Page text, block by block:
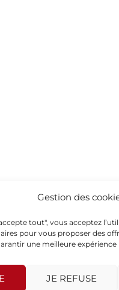
Gestion des
tout", vous acceptez
pour vous proposer des
une meilleure expérience
JE REFUSE
SPORSORA
75015 PARIS